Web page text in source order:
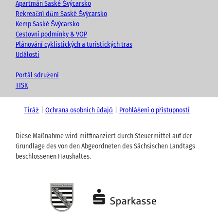
Apartmán Saské Švýcarsko
Rekreační dům Saské Švýcarsko
Kemp Saské Švýcarsko
Cestovní podmínky & VOP
Plánování cyklistických a turistických tras
Události
Portál sdružení
TISK
Tiráž Ochrana osobních údajů Prohlášení o přístupnosti
Diese Maßnahme wird mitfinanziert durch Steuermittel auf der
Grundlage des von den Abgeordneten des Sächsischen Landtags
beschlossenen Haushaltes.